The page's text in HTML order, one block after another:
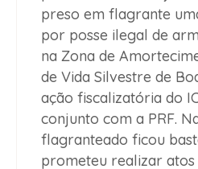
preso em flagrante
por posse ilegal de
na Zona de
de Vida Silvestre de
ação fiscalizatória do
conjunto com a PRF.
flagranteado ficou
prometeu realizar